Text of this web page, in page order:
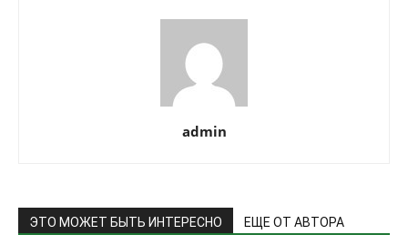
admin
ЭТО МОЖЕТ БЫТЬ ИНТЕРЕСНО ЕЩЕ ОТ АВТОРА